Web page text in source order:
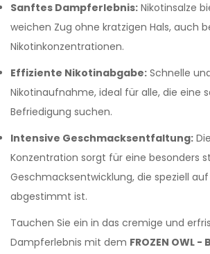
Sanftes Dampferlebnis: Nikotinsalze
weichen Zug ohne kratzigen Hals, auch
Nikotinkonzentrationen.
Effiziente Nikotinabgabe: Schnelle
Nikotinaufnahme, ideal für alle, die eine
Befriedigung suchen.
Intensive Geschmacksentfaltung:
Konzentration sorgt für eine besonders
Geschmacksentwicklung, die speziell
abgestimmt ist.
Tauchen Sie ein in das cremige und
Dampferlebnis mit dem FROZEN OWL